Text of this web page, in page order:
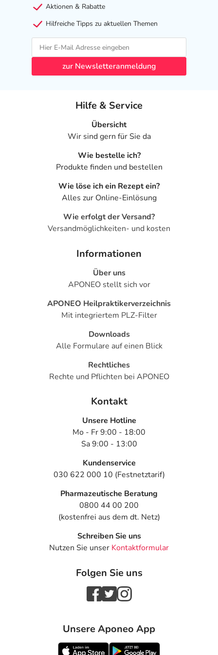
als das Risiko, das die Anwendung bei einer
Gegenanzeige in sich birgt.
Nebenwirkungen
Welche unerwünschten Wirkungen können auftreten?
- Durchfall durch Arzneimittel
- Gewichtszunahme
- Zähneknirschen
- Kopfschmerzen
- Schwindelgefühl
- Mundtrockenheit
- Ungewöhnliche Träume
- Missempfindungen
- Erhöhte Muskelspannung
Muskelzuckungen (Myoklonus)
- Emotionsloser Zustand mit Interessenlosigkeit
- Verschwommenes Sehen
- Störung der Nah- und Ferneinstellung des Auges
- Geschmacksverzerrung (Dysgeusie)
- Ohrengeräusche (Tinnitus)
- Überempfindlichkeitsreaktionen der Haut, wie:
- Haarausfall mit Glatzenbildung (Alopezie)
- Erhöhte Lichtempfindlichkeit der Haut
- Fleckenartige Hautblutung (Ekchymose)
- Blutdruckanstieg
- Blutdruckabfall durch Aufstehen (orthostatische
- Gefäßerweiterung (Vasodilatation)
Hitzegefühl, vor allem im Gesicht (Flush)
- Herzrhythmusstörungen
- Beschleunigter Puls (Tachykardie)
Aktionen & Rabatte
Hilfreiche Tipps zu aktuellen Themen
zur Newsletteranmeldung
Hilfe & Service
Übersicht
Wir sind gern für Sie da
Wie bestelle ich?
Produkte finden und bestellen
Wie löse ich ein Rezept ein?
Alles zur Online-Einlösung
Wie erfolgt der Versand?
Versandmöglichkeiten- und kosten
Informationen
Über uns
APONEO stellt sich vor
APONEO Heilpraktikerverzeichnis
Mit integriertem PLZ-Filter
Downloads
Alle Formulare auf einen Blick
Rechtliches
Rechte und Pflichten bei APONEO
Kontakt
Unsere Hotline
Mo - Fr 9:00 - 18:00
Sa 9:00 - 13:00
Kundenservice
030 622 000 10 (Festnetztarif)
Pharmazeutische Beratung
0800 44 00 200
(kostenfrei aus dem dt. Netz)
Schreiben Sie uns
Nutzen Sie unser Kontaktformular
Folgen Sie uns
Unsere Aponeo App